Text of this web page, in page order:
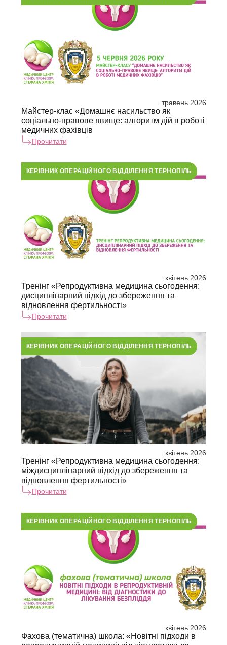
травень 2026
Майстер-клас «Домашнє насильство як
соціально-правове явище: алгоритм дій в роботі
медичних фахівців
Прочитати
КЕРІВНИК ОПЕРАЦІЙНОГО ВІДДІЛЕННЯ ТЕРНОПІЛЬ
квітень 2026
Тренінг «Репродуктивна медицина сьогодення:
дисциплінарний підхід до збереження та
відновлення фертильності»
Прочитати
КЕРІВНИК ОПЕРАЦІЙНОГО ВІДДІЛЕННЯ ТЕРНОПІЛЬ
квітень 2026
Тренінг «Репродуктивна медицина сьогодення:
міждисциплінарний підхід до збереження та
відновлення фертильності»
Прочитати
КЕРІВНИК ОПЕРАЦІЙНОГО ВІДДІЛЕННЯ ТЕРНОПІЛЬ
квітень 2026
Фахова (тематична) школа: «Новітні підходи в